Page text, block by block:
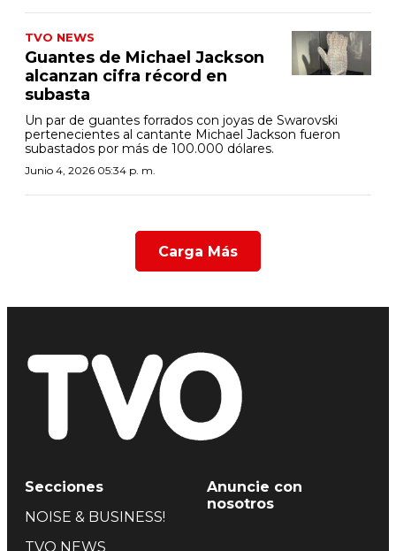
TVO NEWS
Guantes de Michael Jackson
alcanzan cifra récord en
subasta
Un par de guantes forrados con joyas de Swarovski
pertenecientes al cantante Michael Jackson fueron
subastados por más de 100.000 dólares.
Junio 4, 2026 05:34 p. m.
Carga Más
Secciones
NOISE & BUSINESS!
TVO NEWS
Anuncie con
nosotros